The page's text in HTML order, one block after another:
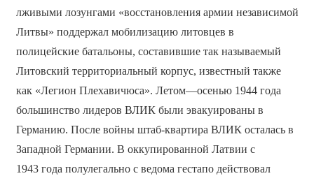
лживыми лозунгами «восстановления армии независимой
Литвы» поддержал мобилизацию литовцев в
полицейские батальоны, составившие так называемый
Литовский территориальный корпус, известный также
как «Легион Плехавичюса». Летом—осенью 1944 года
большинство лидеров ВЛИК были эвакуированы в
Германию. После войны штаб-квартира ВЛИК осталась в
Западной Германии. В оккупированной Латвии с
1943 года полулегально с ведома гестапо действовал